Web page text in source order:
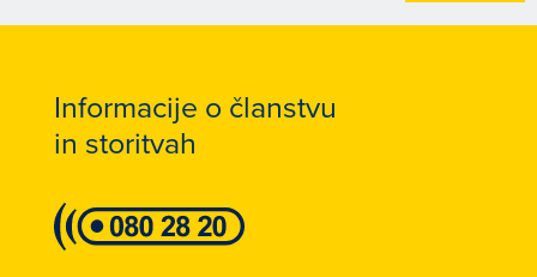
Informacije o članstvu
in storitvah